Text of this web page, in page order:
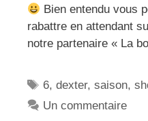
Bien entendu vous
rabattre en attendant
notre partenaire « La
Étiquettes
6,dexter,saison,
Un commentaire